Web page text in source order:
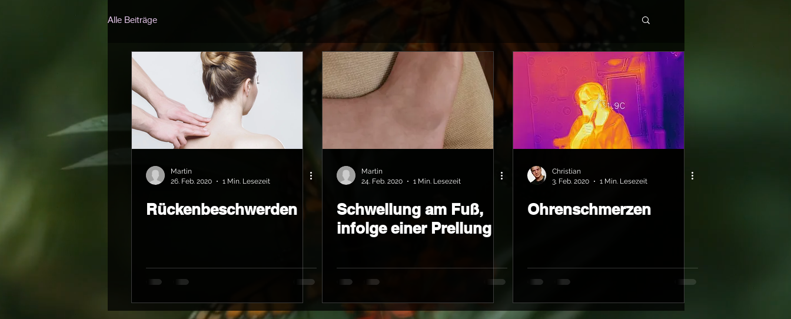
Alle Beiträge
Martin
26. Feb. 2020
1 Min. Lesezeit
Rückenbeschwerden
Martin
24. Feb. 2020
1 Min. Lesezeit
Schwellung am Fuß,
infolge einer Prellung
Christian
3. Feb. 2020
1 Min. Lesezeit
Ohrenschmerzen